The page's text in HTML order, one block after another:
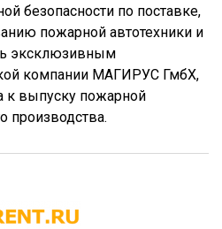
безопасности по поставке,
пожарной автотехники и
эксклюзивным
компании МАГИРУС ГмбХ,
к выпуску пожарной
производства.